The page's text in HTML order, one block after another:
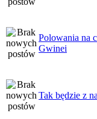
Polowania na
Gwinei
Tak będzie z